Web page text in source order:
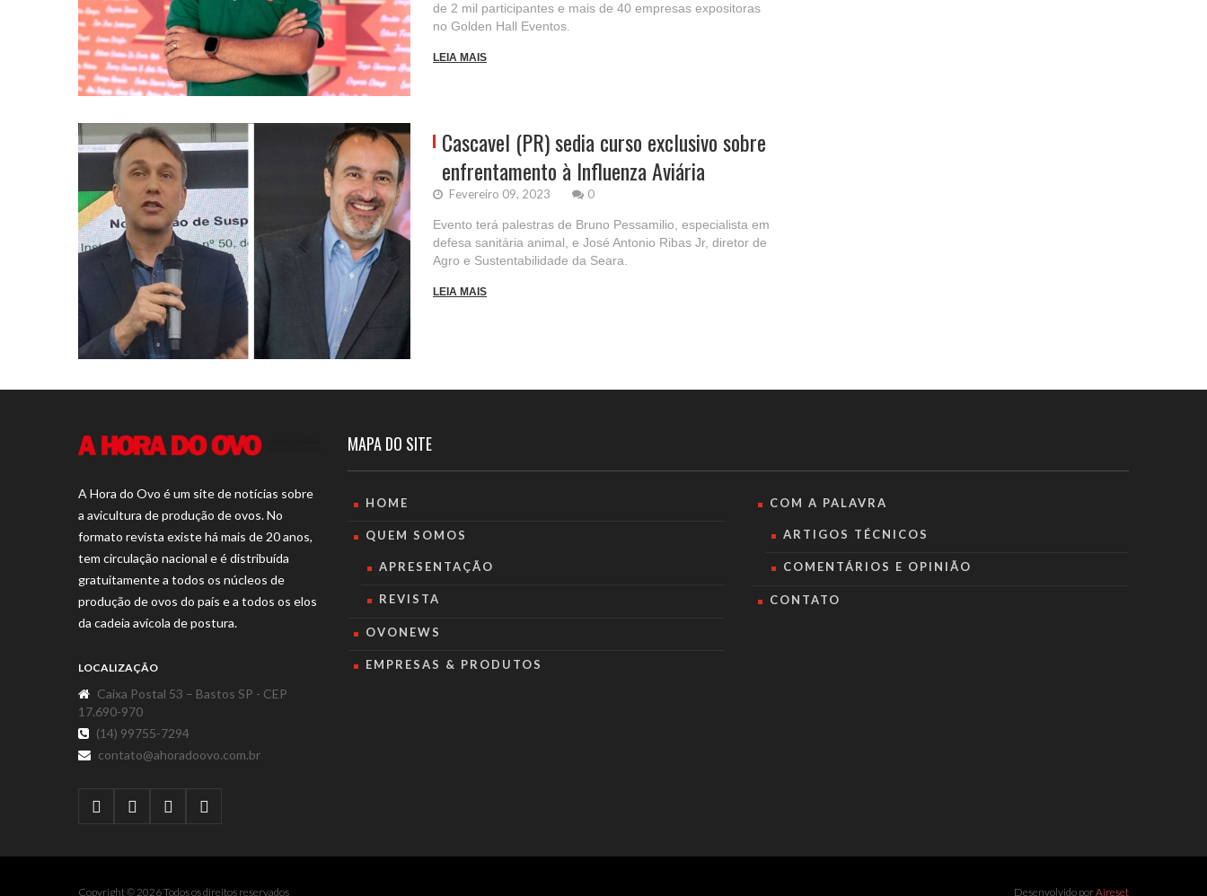
de 2 mil participantes e mais de 40 empresas expositoras
no Golden Hall Eventos.
LEIA MAIS
Cascavel (PR) sedia curso exclusivo sobre
enfrentamento à Influenza Aviária
Fevereiro 09, 2023 0
Evento terá palestras de Bruno Pessamilio, especialista em
defesa sanitária animal, e José Antonio Ribas Jr, diretor de
Agro e Sustentabilidade da Seara.
LEIA MAIS
A Hora do Ovo é um site de notícias sobre
a avicultura de produção de ovos. No
formato revista existe há mais de 20 anos,
tem circulação nacional e é distribuída
gratuitamente a todos os núcleos de
produção de ovos do país e a todos os elos
da cadeia avícola de postura.
LOCALIZAÇÃO
Caixa Postal 53 – Bastos SP - CEP
17.690-970
(14) 99755-7294
contato@ahoradoovo.com.br
MAPA DO SITE
HOME
QUEM SOMOS
APRESENTAÇÃO
REVISTA
OVONEWS
EMPRESAS & PRODUTOS
COM A PALAVRA
ARTIGOS TÉCNICOS
COMENTÁRIOS E OPINIÃO
CONTATO
Copyright © 2026 Todos os direitos reservados Desenvolvido porAireset